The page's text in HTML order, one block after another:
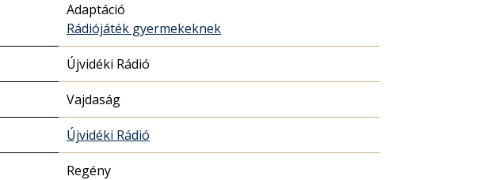
Adaptáció
Rádiójáték gyermekeknek
Újvidéki Rádió
Vajdaság
Újvidéki Rádió
Regény